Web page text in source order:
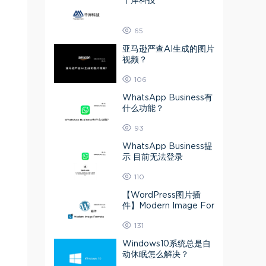
65
亚马逊严查AI生成的图片
视频？
106
WhatsApp Business有
什么功能？
93
WhatsApp Business提
示 目前无法登录
110
【WordPress图片插
件】Modern Image For
VIF或Webp
131
Windows10系统总是自
动休眠怎么解决？